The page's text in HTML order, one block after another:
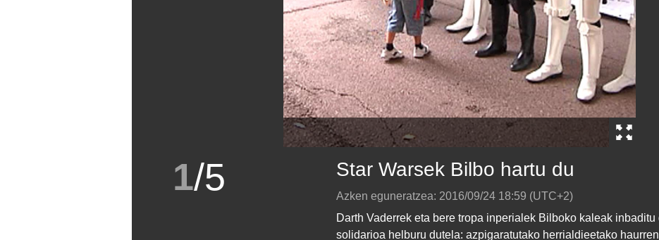
1/5 Star Warsek Bilbo hartu du
Azken eguneratzea: 2016/09/24 18:59 (UTC+2)
Darth Vaderrek eta bere tropa inperialek Bilboko kaleak inbaditu
solidarioa helburu dutela: azpigaratutako herrialdieetako